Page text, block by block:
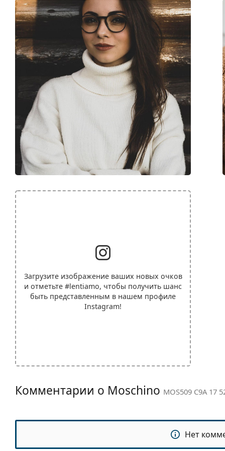
Загрузите изображение ваших новых очков
и отметьте #lentiamo, чтобы получить шанс
быть представленным в нашем профиле
Instagram!
Комментарии о Moschino MOS509 C9A 17
Нет